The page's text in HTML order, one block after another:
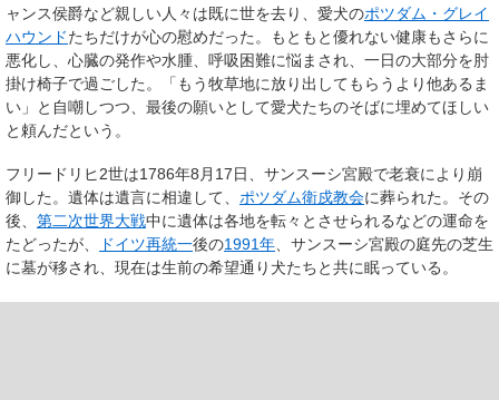
ャンス侯爵など親しい人々は既に世を去り、愛犬のポツダム・グレイ
ハウンドたちだけが心の慰めだった。もともと優れない健康もさらに
悪化し、心臓の発作や水腫、呼吸困難に悩まされ、一日の大部分を肘
掛け椅子で過ごした。「もう牧草地に放り出してもらうより他あるま
い」と自嘲しつつ、最後の願いとして愛犬たちのそばに埋めてほしい
と頼んだという。
フリードリヒ2世は1786年8月17日、サンスーシ宮殿で老衰により崩
御した。遺体は遺言に相違して、 ポツダム衛戍教会に葬られた。その
後、 第二次世界大戦中に遺体は各地を転々とさせられるなどの運命を
たどったが、
ドイツ再統一後の1991年、サンスーシ宮殿の庭先の芝生
に墓が移され、現在は生前の希望通り犬たちと共に眠っている。